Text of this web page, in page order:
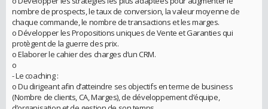
nombre de prospects, le taux de conversion, la valeur moyenne de
chaque commande, le nombre de transactions et les marges.
o Développer les Propositions uniques de Vente et Garanties qui
protègent de la guerre des prix.
o Elaborer le cahier des charges d’un CRM.
o
- Le coaching :
o Du dirigeant afin d’atteindre ses objectifs en terme de business
(Nombre de clients, CA, Marges), de développement d’équipe,